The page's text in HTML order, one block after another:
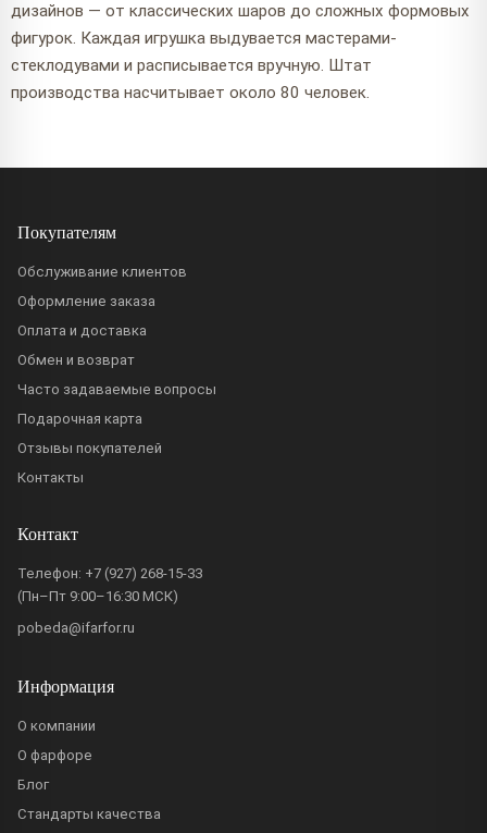
дизайнов — от классических шаров до сложных формовых
фигурок. Каждая игрушка выдувается мастерами-
стеклодувами и расписывается вручную. Штат
производства насчитывает около 80 человек.
Покупателям
Обслуживание клиентов
Оформление заказа
Оплата и доставка
Обмен и возврат
Часто задаваемые вопросы
Подарочная карта
Отзывы покупателей
Контакты
Контакт
Телефон: +7 (927) 268-15-33
(Пн–Пт 9:00–16:30 МСК)
pobeda@ifarfor.ru
Информация
О компании
О фарфоре
Блог
Стандарты качества